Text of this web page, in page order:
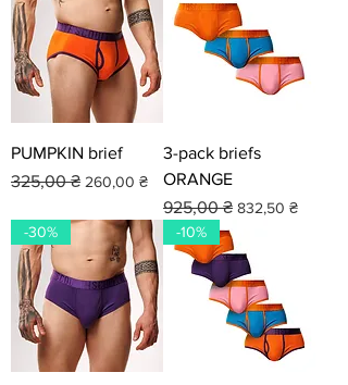
PUMPKIN brief
Звичайна ціна
325,00 ₴ За розпродажем
260,00 ₴
3-pack briefs
ORANGE
Звичайна ціна
925,00 ₴ За розпродажем
832,50 ₴
-30%
-10%